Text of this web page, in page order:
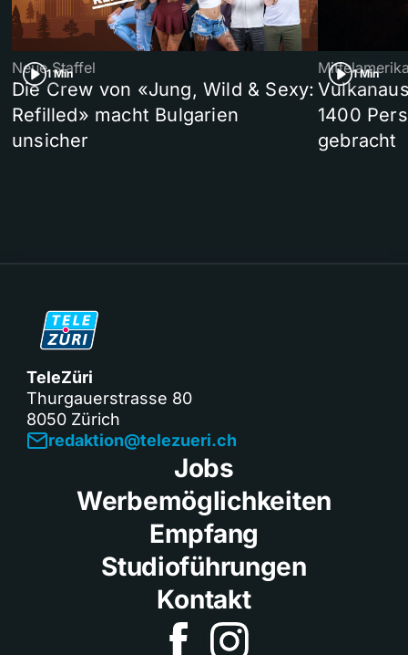
1 Min
Neue Staffel
Die Crew von «Jung, Wild & Sexy:
Refilled» macht Bulgarien
unsicher
1 Min
1400
gebracht
TeleZüri
Thurgauerstrasse 80
8050 Zürich
redaktion@telezueri.ch
Jobs
Werbemöglichkeiten
Empfang
Studioführungen
Kontakt